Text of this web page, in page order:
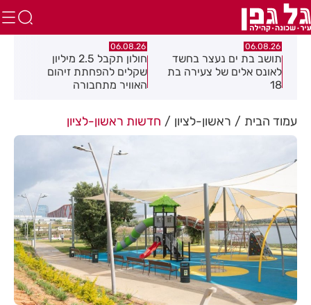
06.08.26
תושב בת ים נעצר בחשד
לאונס אלים של צעירה בת
18
06.08.26
חולון תקבל 2.5 מיליון
שקלים להפחתת זיהום
האוויר מתחבורה
עמוד הבית ראשון-לציון חדשות ראשון-לציון